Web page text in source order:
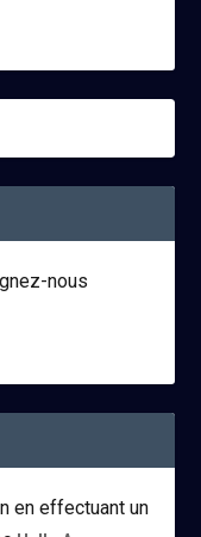
nous
en effectuant un